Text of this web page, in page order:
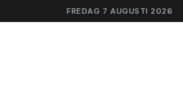
FREDAG 7 AUGUSTI 2026